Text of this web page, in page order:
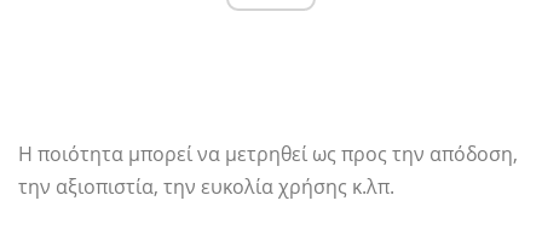
Η ποιότητα μπορεί να μετρηθεί ως προς την απόδοση,
την αξιοπιστία, την ευκολία χρήσης κ.λπ.